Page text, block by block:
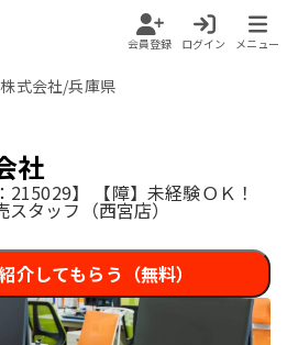
会員登録 ログイン メニュー
式会社/兵庫県
社
215029】 【障】未経験ＯＫ！
スタッフ（西宮店）
介してもらう（無料）